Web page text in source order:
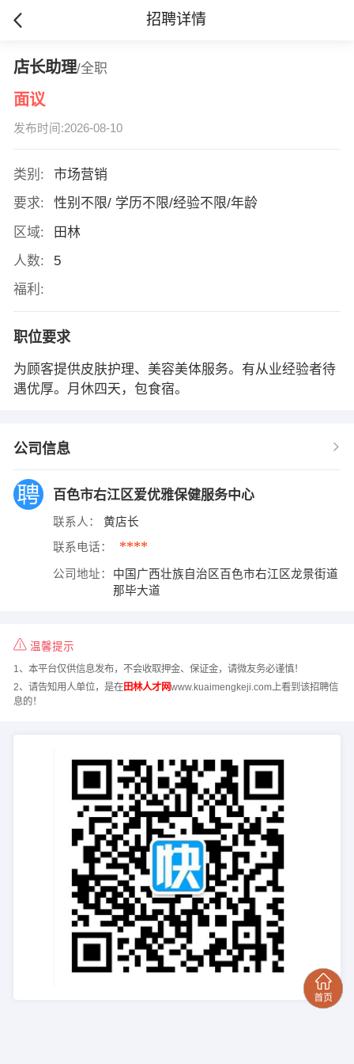
招聘详情
店长助理/全职
面议
发布时间:2026-08-10
类别:
市场营销
要求:
性别不限/ 学历不限/经验不限/年龄
区域:
田林
人数:
5
福利:
职位要求
为顾客提供皮肤护理、美容美体服务。有从业经验者待
遇优厚。月休四天，包食宿。
公司信息
百色市右江区爱优雅保健服务中心
联系人： 黄店长
联系电话： ****
公司地址：
中国广西壮族自治区百色市右江区龙景街道
那毕大道
温馨提示
1、本平台仅供信息发布，不会收取押金、保证金，请微友务必谨慎！
2、请告知用人单位，是在田林人才网www.kuaimengkeji.com上看到该招聘信
息的！